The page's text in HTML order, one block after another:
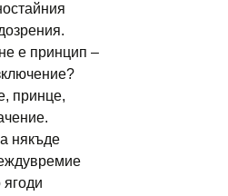
е принцип –
принце,
някъде
ягоди